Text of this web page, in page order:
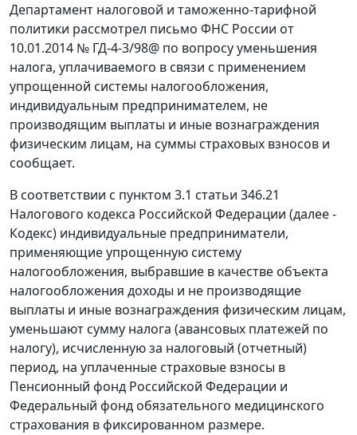
Департамент налоговой и таможенно-тарифной
политики рассмотрел письмо ФНС России от
10.01.2014 № ГД-4-3/98@ по вопросу уменьшения
налога, уплачиваемого в связи с применением
упрощенной системы налогообложения,
индивидуальным предпринимателем, не
производящим выплаты и иные вознаграждения
физическим лицам, на суммы страховых взносов и
сообщает.
В соответствии с пунктом 3.1 статьи 346.21
Налогового кодекса Российской Федерации (далее -
Кодекс) индивидуальные предприниматели,
применяющие упрощенную систему
налогообложения, выбравшие в качестве объекта
налогообложения доходы и не производящие
выплаты и иные вознаграждения физическим лицам,
уменьшают сумму налога (авансовых платежей по
налогу), исчисленную за налоговый (отчетный)
период, на уплаченные страховые взносы в
Пенсионный фонд Российской Федерации и
Федеральный фонд обязательного медицинского
страхования в фиксированном размере.